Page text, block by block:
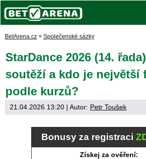
BetArena.cz > Společenské sázky
StarDance 2026 (14.
soutěží a kdo je největší
podle kurzů?
21.04.2026 13:20 | Autor: Petr Toušek
Bonusy za registraci
Získej za ověření: